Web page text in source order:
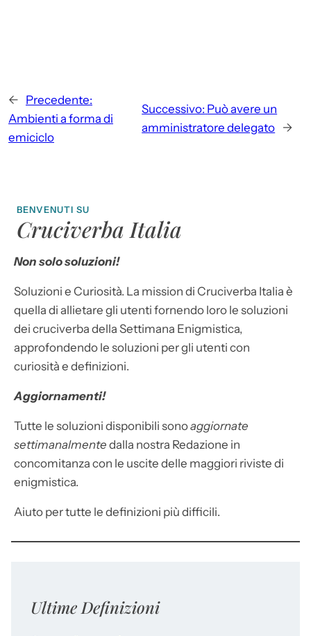
← Precedente:
Ambienti a forma di
emiciclo
Successivo: Può avere un
amministratore delegato →
BENVENUTI SU
Cruciverba Italia
Non solo soluzioni!
Soluzioni e Curiosità. La mission di Cruciverba Italia è
quella di allietare gli utenti fornendo loro le soluzioni
dei cruciverba della Settimana Enigmistica,
approfondendo le soluzioni per gli utenti con
curiosità e definizioni.
Aggiornamenti!
Tutte le soluzioni disponibili sonoaggiornate
settimanalmente dalla nostra Redazione in
concomitanza con le uscite delle maggiori riviste di
enigmistica.
Aiuto per tutte le definizioni più difficili.
Ultime Definizioni